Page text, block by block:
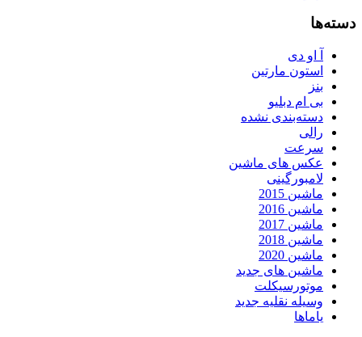
دسته‌ها
آ او دی
استون مارتین
بنز
بی ام دبلیو
دسته‌بندی نشده
رالی
سرعت
عکس های ماشین
لامبورگینی
ماشین 2015
ماشین 2016
ماشین 2017
ماشین 2018
ماشین 2020
ماشین های جدید
موتورسیکلت
وسیله نقلیه جدید
یاماها